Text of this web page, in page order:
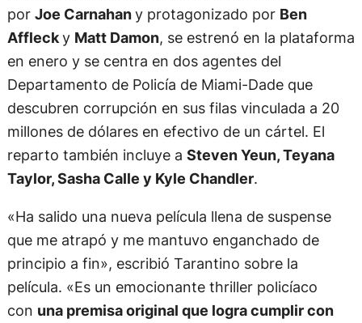
por Joe Carnahany protagonizado por Ben
Afflecky Matt Damon, se estrenó en la plataforma
en enero y se centra en dos agentes del
Departamento de Policía de Miami-Dade que
descubren corrupción en sus filas vinculada a 20
millones de dólares en efectivo de un cártel. El
reparto también incluye a Steven Yeun, Teyana
Taylor, Sasha Calle y Kyle Chandler.
«Ha salido una nueva película llena de suspense
que me atrapó y me mantuvo enganchado de
principio a fin», escribió Tarantino sobre la
película. «Es un emocionante thriller policíaco
con una premisa original que logra cumplir con